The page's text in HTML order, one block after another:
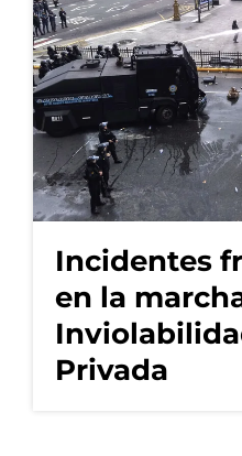
Incidentes
en la
Privada